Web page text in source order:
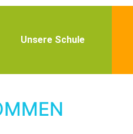
Unsere Schule